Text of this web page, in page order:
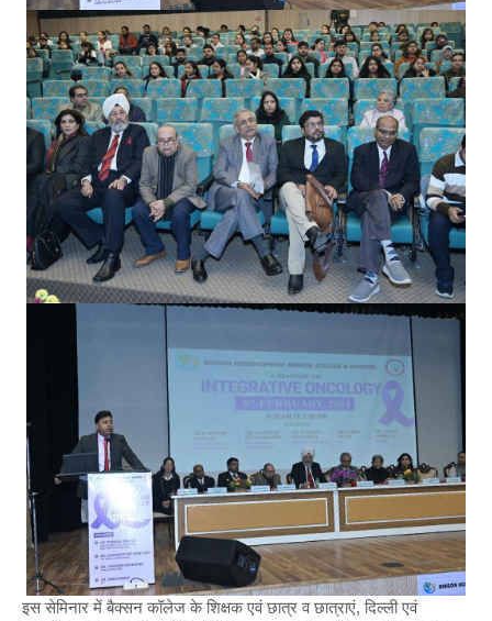
इस सेमिनार में बैक्सन कॉलेज के शिक्षक एवं छात्र व छात्राएं, दिल्ली एवं